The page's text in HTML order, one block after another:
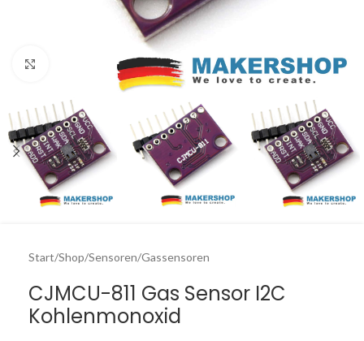
Click to enlarge
Start/Shop/Sensoren/Gassensoren
CJMCU-811 Gas Sensor I2C
Kohlenmonoxid